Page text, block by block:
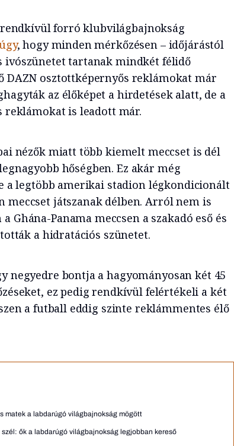
forró klubvilágbajnokság
, hogy minden mérkőzésen – időjárástól
ivószünetet tartanak mindkét félidő
DAZN osztottképernyős reklámokat már
az élőképet a hirdetések alatt, de a
reklámokat is leadott már.
nézők miatt több kiemelt meccset is dél
hőségben. Ez akár még
a legtöbb amerikai stadion légkondicionált
meccset játszanak délben. Arról nem is
Ghána-Panama meccsen a szakadó eső és
a hidratációs szünetet.
negyedre bontja a hagyományosan két 45
ez pedig rendkívül felértékeli a két
a futball eddig szinte reklámmentes élő
matek a labdarúgó világbajnokság mögött
ők a labdarúgó világbajnokság legjobban kereső